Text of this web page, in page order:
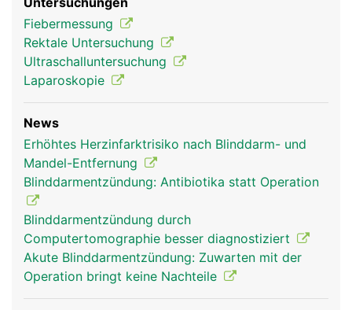
Fiebermessung
Rektale Untersuchung
Ultraschalluntersuchung
Laparoskopie
News
Erhöhtes Herzinfarktrisiko nach Blinddarm- und
Mandel-Entfernung
Blinddarmentzündung: Antibiotika statt Operation
Blinddarmentzündung durch
Computertomographie besser diagnostiziert
Akute Blinddarmentzündung: Zuwarten mit der
Operation bringt keine Nachteile